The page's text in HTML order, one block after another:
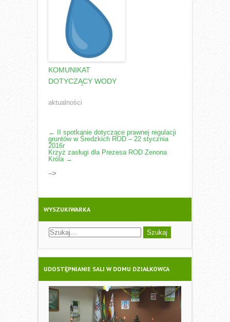
KOMUNIKAT
DOTYCZĄCY WODY
aktualności
POST
NAVIGATION
←
II spotkanie dotyczące prawnej regulacji
gruntów w Średzkich ROD – 22 stycznia
2016r
Krzyż zasługi dla Prezesa ROD Zenona
Króla →
-->
WYSZUKIWARKA
UDOSTĘPNIANIE SALI W DOMU DZIAŁKOWCA